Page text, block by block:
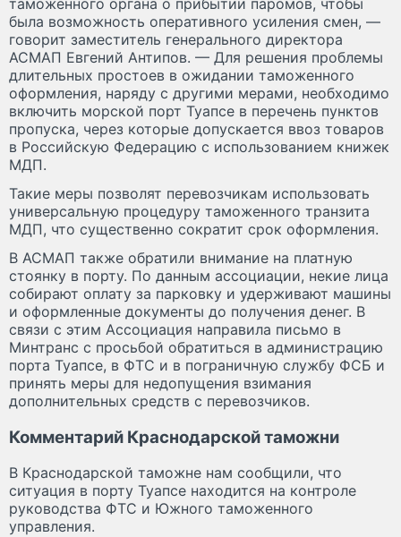
была возможность оперативного усиления смен, —
говорит заместитель генерального директора
АСМАП Евгений Антипов. — Для решения проблемы
длительных простоев в ожидании таможенного
оформления, наряду с другими мерами, необходимо
включить морской порт Туапсе в перечень пунктов
пропуска, через которые допускается ввоз товаров
в Российскую Федерацию с использованием книжек
МДП.
Такие меры позволят перевозчикам использовать
универсальную процедуру таможенного транзита
МДП, что существенно сократит срок оформления.
В АСМАП также обратили внимание на платную
стоянку в порту. По данным ассоциации, некие лица
собирают оплату за парковку и удерживают машины
и оформленные документы до получения денег. В
связи с этим Ассоциация направила письмо в
Минтранс с просьбой обратиться в администрацию
порта Туапсе, в ФТС и в пограничную службу ФСБ и
принять меры для недопущения взимания
дополнительных средств с перевозчиков.
Комментарий Краснодарской таможни
В Краснодарской таможне нам сообщили, что
ситуация в порту Туапсе находится на контроле
руководства ФТС и Южного таможенного
управления.